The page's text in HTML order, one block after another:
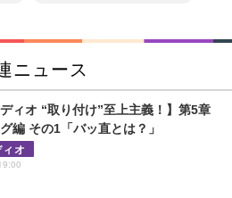
ニュース
ディオ “取り付け”至上主義！】第5章
編 その1「バッ直とは？」
ィオ